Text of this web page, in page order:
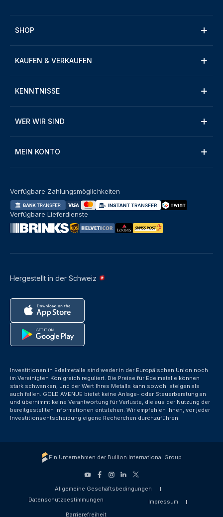
SHOP
KAUFEN & VERKAUFEN
KENNTNISSE
WER WIR SIND
MEIN KONTO
Hergestellt in der Schweiz
Verfügbare Zahlungsmöglichkeiten
Verfügbare Lieferdienste
Investitionen in Edelmetalle sind weder in der Europäischen Union noch
im Vereinigten Königreich reguliert. Die Preise für Edelmetalle können
stark schwanken, und der Wert Ihres Metalls kann sowohl steigen als
auch fallen. GOLD AVENUE bietet keine Anlage- oder Steuerberatung an
und übernimmt keine Verantwortung für Verluste, die aus der Nutzung der
bereitgestellten Informationen entstehen. Wir empfehlen Ihnen, vor jeder
Investitionsentscheidung eigene Recherchen durchzuführen.
Ein Unternehmen der Bullion International Group
Allgemeine Geschäftsbedingungen
Datenschutzbestimmungen
Impressum
Barrierefreiheit